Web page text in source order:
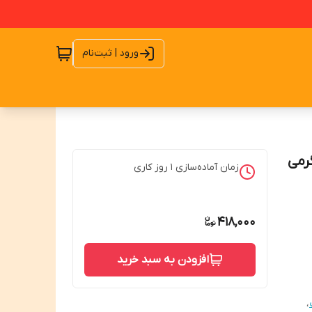
ورود | ثبت‌نام
،
زمان آماده‌سازی 1 روز کاری
418,000
افزودن به سبد خرید